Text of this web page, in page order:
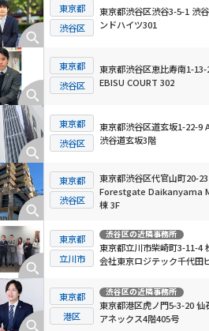
東京都
渋谷区
東京都渋谷区渋谷3-5-1 渋
ンドハイツ301
東京都
渋谷区
東京都渋谷区恵比寿南1-13-
EBISU COURT 302
東京都
渋谷区
東京都渋谷区道玄坂1-22-9
渋谷道玄坂3階
東京都
渋谷区
東京都渋谷区代官山町20-23
Forestgate Daikanyama
棟 3F
東京都
立川市
渋谷区の近隣事務所
東京都立川市柴崎町3-11-4
会社東京ロジテック千代田
東京都
港区
渋谷区の近隣事務所
東京都港区虎ノ門5-3-20 仙
アネックス4階405号